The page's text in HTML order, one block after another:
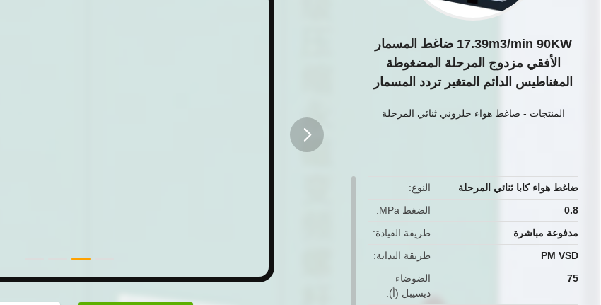
17.39m3/min 90KW ضاغط المسمار
الأفقي مزدوج المرحلة المضغوطة
المغناطيس الدائم المتغير تردد المسمار
المنتجات - ضاغط هواء حلزوني ثنائي المرحلة
النوع
ضاغط هواء كابا ثنائي المرحلة
الضغط MPa
0.8
طريقة القيادة
مدفوعة مباشرة
طريقة البداية
PM VSD
الضوضاء
ديسيبل (أ)
75